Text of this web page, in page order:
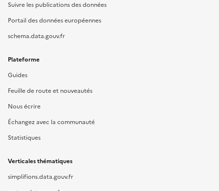
Suivre les publications des données
Portail des données européennes
schema.data.gouv.fr
Plateforme
Guides
Feuille de route et nouveautés
Nous écrire
Échangez avec la communauté
Statistiques
Verticales thématiques
simplifions.data.gouv.fr